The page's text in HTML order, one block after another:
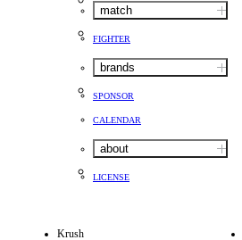
match
FIGHTER
brands
SPONSOR
CALENDAR
about
LICENSE
Krush